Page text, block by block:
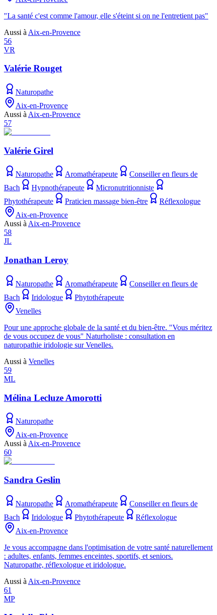
"La santé c'est comme l'amour, elle s'éteint si on ne l'entretient pas"
Aussi à Aix-en-Provence
56
VR
Valérie Rouget
Naturopathe
Aix-en-Provence
Aussi à Aix-en-Provence
57
Valérie Girel
Naturopathe Aromathérapeute
Conseiller en fleurs de
Bach
Hypnothérapeute
Micronutritionniste
Phytothérapeute
Praticien massage bien-être
Réflexologue
Aix-en-Provence
Aussi àAix-en-Provence
58
JL
Jonathan Leroy
Naturopathe Aromathérapeute
Conseiller en fleurs de
Bach
Iridologue
Phytothérapeute
Venelles
Pour une approche globale de la santé et du bien-être. "Vous méritez
de vous occupez de vous" Naturholiste : consultation en
naturopathie iridologie sur Venelles.
Aussi à Venelles
59
ML
Mélina Lecluze Amorotti
Naturopathe
Aix-en-Provence
Aussi à Aix-en-Provence
60
Sandra Geslin
Naturopathe Aromathérapeute
Conseiller en fleurs de
Bach
Iridologue Phytothérapeute
Réflexologue
Aix-en-Provence
Je vous accompagne dans l'optimisation de votre santé naturellement
: adultes, enfants, femmes enceintes, sportifs, et seniors.
Naturopathe, réflexologue et iridologue.
Aussi à Aix-en-Provence
61
MP